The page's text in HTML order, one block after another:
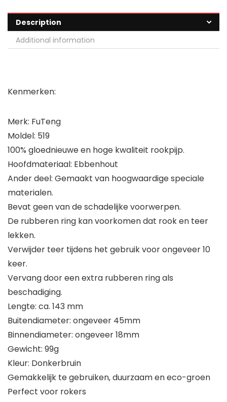
Description
Additional information
Kenmerken:
Merk: FuTeng
Moldel: 519
100% gloednieuwe en hoge kwaliteit rookpijp.
Hoofdmateriaal: Ebbenhout
Ander deel: Gemaakt van hoogwaardige speciale
materialen.
Bevat geen van de schadelijke voorwerpen.
De rubberen ring kan voorkomen dat rook en teer
lekken.
Verwijder teer tijdens het gebruik voor ongeveer 10
keer.
Vervang door een extra rubberen ring als
beschadiging.
Lengte: ca. 143 mm
Buitendiameter: ongeveer 45mm
Binnendiameter: ongeveer 18mm
Gewicht: 99g
Kleur: Donkerbruin
Gemakkelijk te gebruiken, duurzaam en eco-groen
Perfect voor rokers